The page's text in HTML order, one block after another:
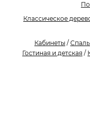
Классическое
Кабинеты /
Гостиная и детская /